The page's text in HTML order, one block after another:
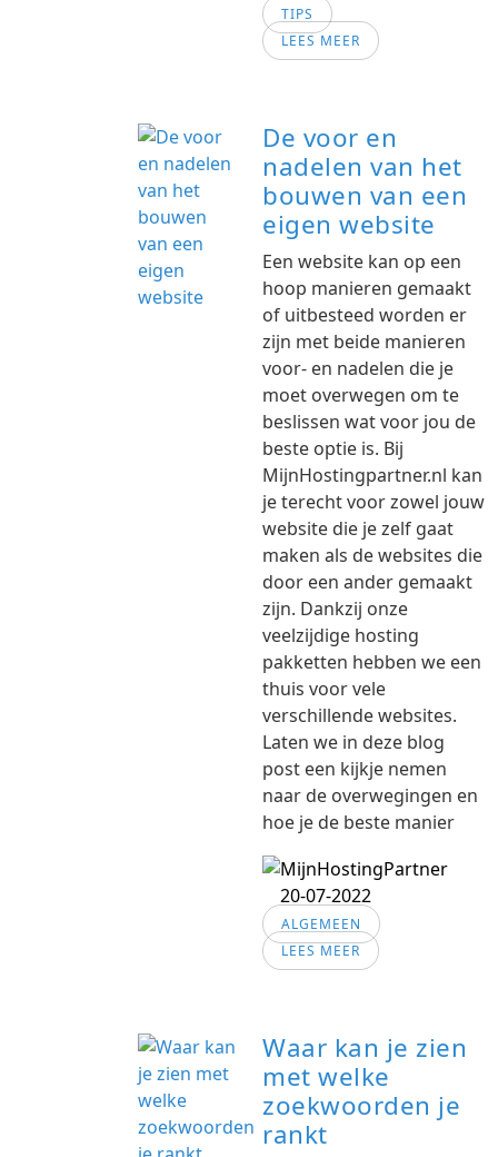
TIPS
LEES MEER
De voor en
nadelen van het
bouwen van een
eigen website
Een website kan op een
hoop manieren gemaakt
of uitbesteed worden er
zijn met beide manieren
voor- en nadelen die je
moet overwegen om te
beslissen wat voor jou de
beste optie is. Bij
MijnHostingpartner.nl kan
je terecht voor zowel jouw
website die je zelf gaat
maken als de websites die
door een ander gemaakt
zijn. Dankzij onze
veelzijdige hosting
pakketten hebben we een
thuis voor vele
verschillende websites.
Laten we in deze blog
post een kijkje nemen
naar de overwegingen en
hoe je de beste manier
20-07-2022
ALGEMEEN
LEES MEER
Waar kan je zien
met welke
zoekwoorden je
rankt